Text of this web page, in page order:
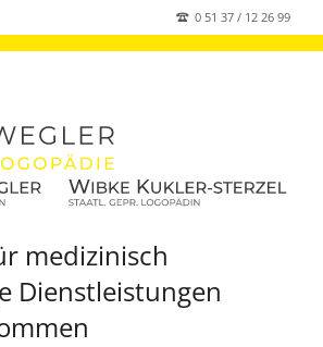
0 51 37 / 12 26 99
medizinisch
Dienstleistungen